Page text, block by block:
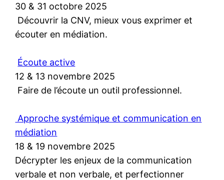
30 & 31 octobre 2025
Découvrir la CNV, mieux vous exprimer et
écouter en médiation.
Écoute active
12 & 13 novembre 2025
Faire de l’écoute un outil professionnel.
Approche systémique et communication en
médiation
18 & 19 novembre 2025
Décrypter les enjeux de la communication
verbale et non verbale, et perfectionner